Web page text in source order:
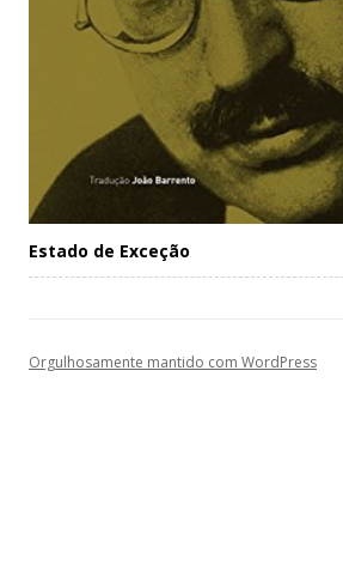
Estado de Exceção
Orgulhosamente mantido com WordPress